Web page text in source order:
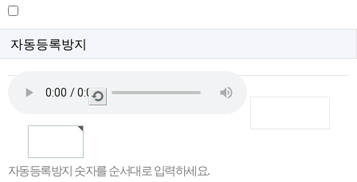
자동등록방지
새
자동등록방지 숫자를 순서대로 입력하세요.